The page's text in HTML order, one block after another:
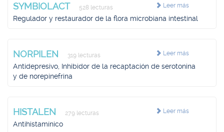
Leer más
SYMBIOLACT 528 lecturas
Regulador y restaurador de la flora microbiana intestinal
Leer más
NORPILEN 319 lecturas
Antidepresivo, Inhibidor de la recaptación de serotonina
y de norepinefrina
Leer más
HISTALEN 279 lecturas
Antihistamínico